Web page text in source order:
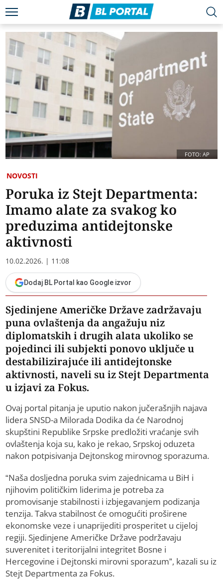
FOTO: AP
NOVOSTI
Poruka iz Stejt Departmenta:
Imamo alate za svakog ko
preduzima antidejtonske
aktivnosti
10.02.2026. | 11:08
Dodaj BL Portal kao Google izvor
Sjedinjene Američke Države zadržavaju
puna ovlaštenja da angažuju niz
diplomatskih i drugih alata ukoliko se
pojedinci ili subjekti ponovo uključe u
destabilizirajuće ili antidejtonske
aktivnosti, naveli su iz Stejt Departmenta
u izjavi za Fokus.
Ovaj portal pitanja je uputio nakon jučerašnjih najava
lidera SNSD-a Milorada Dodika da će Narodnoj
skupštini Republike Srpske predložiti vraćanje svih
ovlaštenja koja su, kako je rekao, Srpskoj oduzeta
nakon potpisivanja Dejtonskog mirovnog sporazuma.
“Naša dosljedna poruka svim zajednicama u BiH i
njihovim političkim liderima je potreba za
promovisanje stabilnosti i izbjegavanjem podizanja
tenzija. Takva stabilnost će omogućiti proširene
ekonomske veze i unaprijediti prosperitet u cijeloj
regiji. Sjedinjene Američke Države podržavaju
suverenitet i teritorijalni integritet Bosne i
Hercegovine i Dejtonski mirovni sporazum”, kazali su iz
Stejt Departmenta za Fokus.